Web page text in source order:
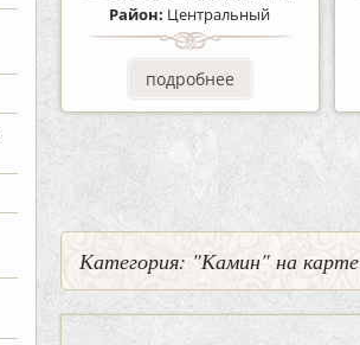
Район: Центральный
подробнее
Категория: "Камин" на карте